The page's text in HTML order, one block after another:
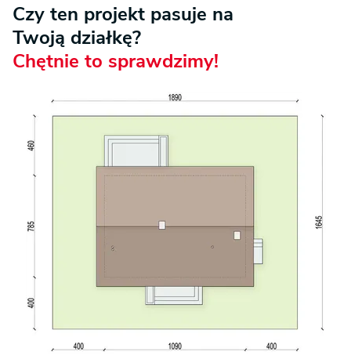
Czy ten projekt pasuje na
Twoją działkę?
Chętnie to sprawdzimy!